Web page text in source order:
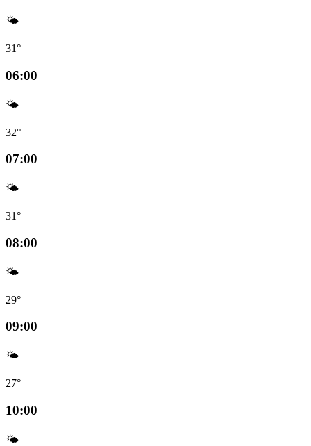
🌤️
31°
06:00
🌤️
32°
07:00
🌤️
31°
08:00
🌤️
29°
09:00
🌤️
27°
10:00
🌤️